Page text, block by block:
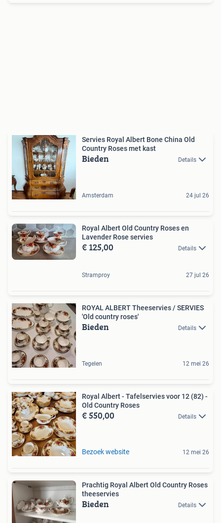
Servies Royal Albert Bone China Old
Country Roses met kast
Bieden Details
Amsterdam 24 jul 26
Royal Albert Old Country Roses en
Lavender Rose servies
€ 125,00 Details
Stramproy 27 jul 26
ROYAL ALBERT Theeservies / SERVIES
'Old country roses'
Bieden Details
Tegelen 12 mei 26
Royal Albert - Tafelservies voor 12 (82) -
Old Country Roses
€ 550,00 Details
Bezoek website 12 mei 26
Prachtig Royal Albert Old Country Roses
theeservies
Bieden Details